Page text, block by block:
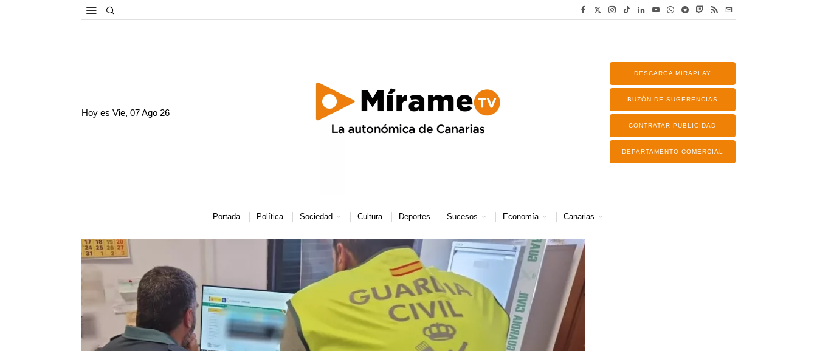
Hoy esVie, 07 Ago 26
DESCARGA MIRAPLAY
BUZÓN DE SUGERENCIAS
CONTRATAR PUBLICIDAD
DEPARTAMENTO COMERCIAL
Portada Política Sociedad Cultura Deportes Sucesos Economía Canarias